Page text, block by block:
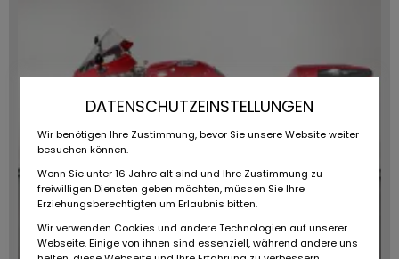
DATENSCHUTZEINSTELLUNGEN
Wir benötigen Ihre Zustimmung, bevor Sie unsere Website weiter
besuchen können.
Wenn Sie unter 16 Jahre alt sind und Ihre Zustimmung zu
freiwilligen Diensten geben möchten, müssen Sie Ihre
Erziehungsberechtigten um Erlaubnis bitten.
Wir verwenden Cookies und andere Technologien auf unserer
Webseite. Einige von ihnen sind essenziell, während andere uns